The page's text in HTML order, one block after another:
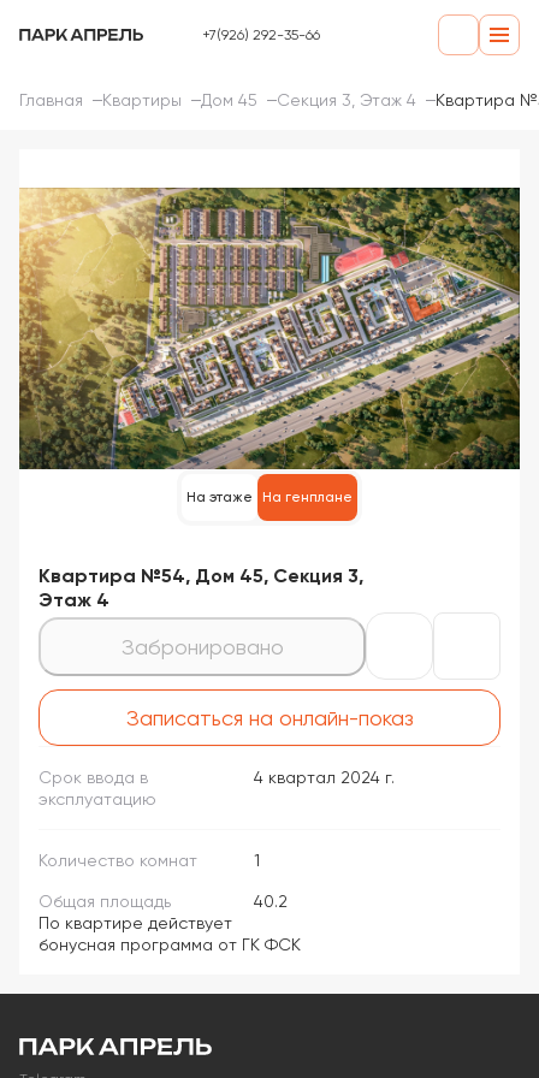
+7(926) 292-35-66
Главная Квартиры Дом 45 Секция 3, Этаж 4 Квартира
На этаже На генплане
Квартира №54, Дом 45, Секция 3,
Этаж 4
Забронировано
Записаться на онлайн-показ
Срок ввода в
эксплуатацию
4 квартал 2024 г.
Количество комнат 1
Общая площадь
40.2
По квартире действует
бонусная программа от ГК ФСК